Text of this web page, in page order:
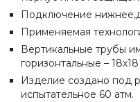
Подключение
Применяемая
Вертикальные трубы
горизонтальные –
Изделие создано под
испытательное 60 атм.